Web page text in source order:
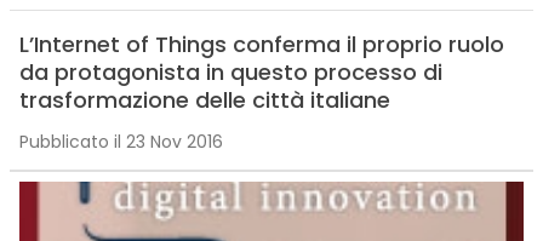
L’Internet of Things conferma il proprio ruolo
da protagonista in questo processo di
trasformazione delle città italiane
Pubblicato il 23 Nov 2016